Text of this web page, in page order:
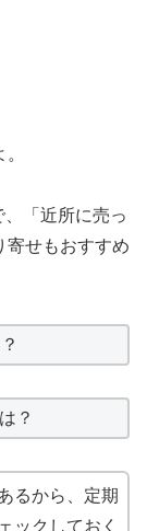
「近所に売っ
寄せもおすすめ
？
るから、定期
ックしておく